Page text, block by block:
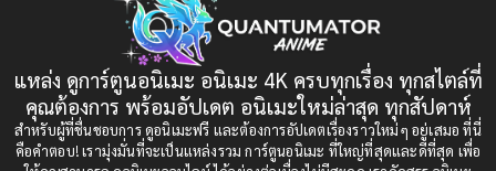
(1)
Censored (เซ็นเซอร์)(19)
Comedy (ตลก)(235)
1993
1991
1989
1988
1987
1985
1984
1983
แหล่ง ดูการ์ตูนอนิเมะ อนิเมะ 4K ครบทุกเรื่อง ทุกสไตล์ที่
คุณต้องการ พร้อมอัปเดต อนิเมะใหม่ล่าสุด ทุกสัปดาห์
สำหรับผู้ที่ชื่นชอบการ ดูอนิเมะฟรี และต้องการอัปเดตเรื่องราวใหม่ๆ อยู่เสมอ ที่นี่
คือคำตอบ! เรามุ่งมั่นที่จะเป็นแหล่งรวม การ์ตูนอนิเมะ ที่ใหญ่ที่สุดและดีที่สุด เพื่อ